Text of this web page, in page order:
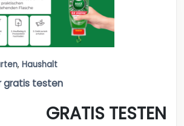
, Haushalt
gratis testen
GRATIS TESTEN